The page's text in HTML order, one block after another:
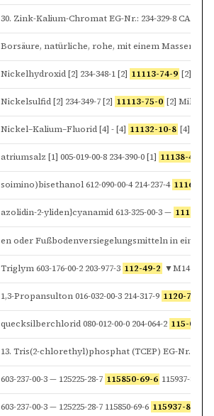
30. Zink-Kalium-Chromat EG-Nr.: 234-329-8 CAS-
Nickelhydroxid [2] 234-348-1 [2] 11113-74-9 [2]
Nickelsulfid [2] 234-349-7 [2] 11113-75-0 [2] Millerit
Nickel–Kalium–Fluorid [4] - [4] 11132-10-8 [4]
atriumsalz [1] 005-019-00-8 234-390-0 [1] 11138-47-9
soimino)bisethanol 612-090-00-4 214-237-4 1116-54-
azolidin-2-yliden}cyanamid 613-325-00-3 — 111988-
Triglym 603-176-00-2 203-977-3 112-49-2 ▼M14
1,3-Propansulton 016-032-00-3 214-317-9 1120-71-4
quecksilberchlorid 080-012-00-0 204-064-2 115-09-3
603-237-00-3 — 125225-28-7 115850-69-6 115937-89-8
603-237-00-3 — 125225-28-7 115850-69-6 115937-89-8